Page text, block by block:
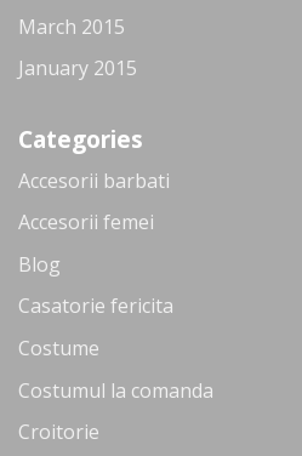
March 2015
January 2015
Categories
Accesorii barbati
Accesorii femei
Blog
Casatorie fericita
Costume
Costumul la comanda
Croitorie